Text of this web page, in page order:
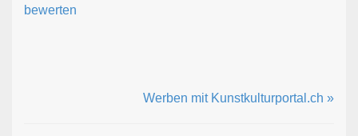
bewerten
Werben mit Kunstkulturportal.ch »